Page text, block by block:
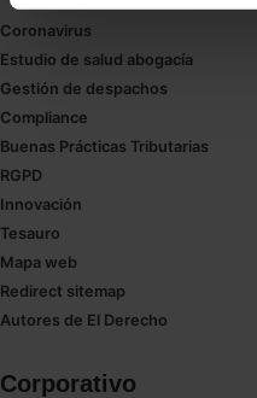
en la web sea óptima
Puedes
todas las cookies
También puedes
seleccionar solo
navegador. Si no
las que sean
Saber más acerca de las
Coronavirus
Estudio de salud abogacía
Gestión de despachos
Compliance
Buenas Prácticas Tributarias
RGPD
Innovación
Tesauro
Mapa web
Redirect sitemap
Autores de El Derecho
Corporativo